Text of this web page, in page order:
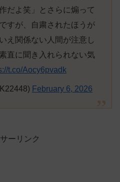
だよ笑」とさらに煽って
すが、自粛されたほうが
え関係ない人間が注意し
直に聞き入れられない気
t.co/Aocy6pvadk
February 6, 2026
ーリンク